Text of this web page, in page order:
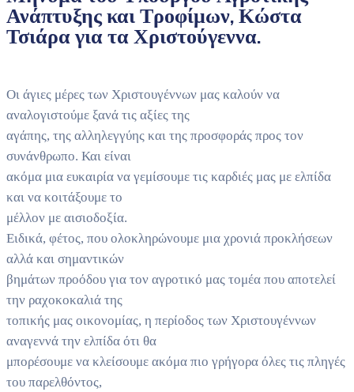
Ανάπτυξης και Τροφίμων, Κώστα
Τσιάρα για τα Χριστούγεννα.
Οι άγιες μέρες των Χριστουγέννων μας καλούν να
αναλογιστούμε ξανά τις αξίες της
αγάπης, της αλληλεγγύης και της προσφοράς προς τον
συνάνθρωπο. Και είναι
ακόμα μια ευκαιρία να γεμίσουμε τις καρδιές μας με ελπίδα
και να κοιτάξουμε το
μέλλον με αισιοδοξία.
Ειδικά, φέτος, που ολοκληρώνουμε μια χρονιά προκλήσεων
αλλά και σημαντικών
βημάτων προόδου για τον αγροτικό μας τομέα που αποτελεί
την ραχοκοκαλιά της
τοπικής μας οικονομίας, η περίοδος των Χριστουγέννων
αναγεννά την ελπίδα ότι θα
μπορέσουμε να κλείσουμε ακόμα πιο γρήγορα όλες τις πληγές
του παρελθόντος,